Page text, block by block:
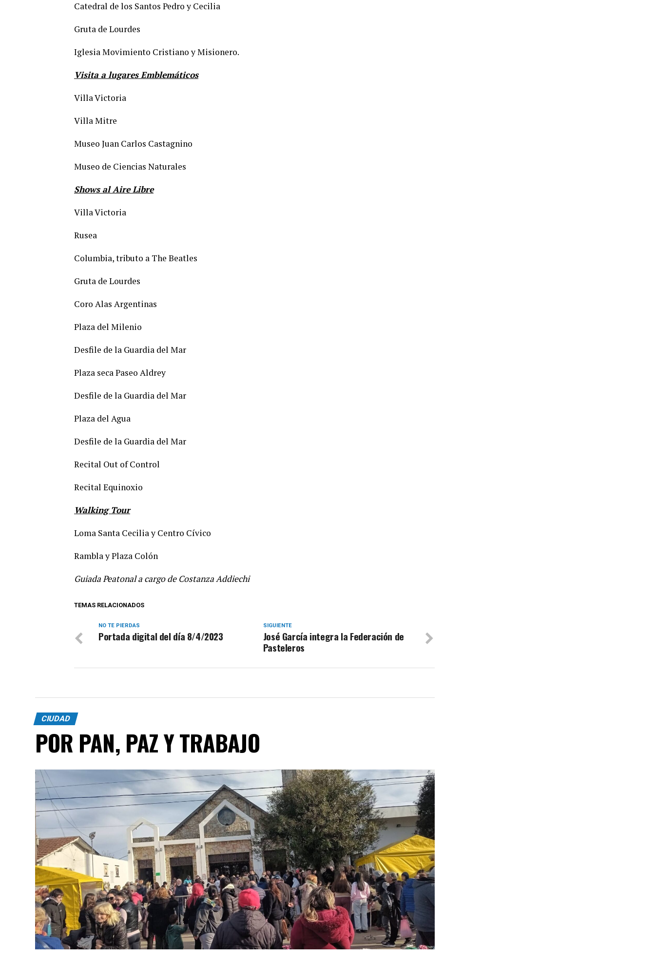
Catedral de los Santos Pedro y Cecilia
Gruta de Lourdes
Iglesia Movimiento Cristiano y Misionero.
Visita a lugares Emblemáticos
Villa Victoria
Villa Mitre
Museo Juan Carlos Castagnino
Museo de Ciencias Naturales
Shows al Aire Libre
Villa Victoria
Rusea
Columbia, tributo a The Beatles
Gruta de Lourdes
Coro Alas Argentinas
Plaza del Milenio
Desfile de la Guardia del Mar
Plaza seca Paseo Aldrey
Desfile de la Guardia del Mar
Plaza del Agua
Desfile de la Guardia del Mar
Recital Out of Control
Recital Equinoxio
Walking Tour
Loma Santa Cecilia y Centro Cívico
Rambla y Plaza Colón
Guiada Peatonal a cargo de Costanza Addiechi
TEMAS RELACIONADOS
SIGUIENTE
José García integra la Federación de
Pasteleros
NO TE PIERDAS
Portada digital del día 8/4/2023
CIUDAD
POR PAN, PAZ Y TRABAJO